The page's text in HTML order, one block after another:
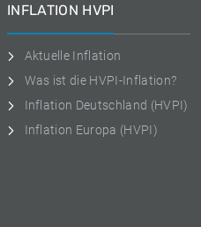
INFLATION HVPI
Aktuelle Inflation
Was ist die HVPI-Inflation?
Inflation Deutschland (HVPI)
Inflation Europa (HVPI)